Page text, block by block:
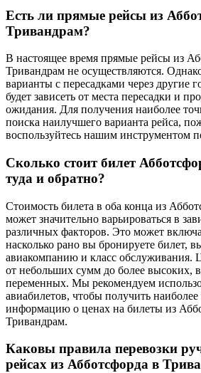
Есть ли прямые рейсы из
Тривандрам?
В настоящее время прямые рейсы из
Тривандрам не осуществляются.
варианты с пересадками через другие
будет зависеть от места пересадки и
ожидания. Для получения наиболее
поиска наилучшего варианта рейса,
воспользуйтесь нашим инструментом
Сколько стоит билет
туда и обратно?
Стоимость билета в оба конца из
может значительно варьироваться в
различных факторов. Это может
насколько рано вы бронируете билет,
авиакомпанию и класс обслуживания.
от небольших сумм до более высоких,
переменных. Мы рекомендуем
авиабилетов, чтобы получить
информацию о ценах на билеты из
Тривандрам.
Каковы правила перевозки
рейсах из Абботсфорда в